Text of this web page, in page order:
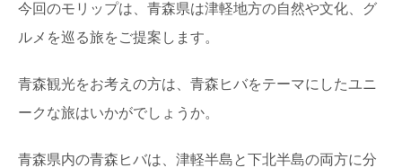
今回のモリップは、青森県は津軽地方の自然や文化、グ
ルメを巡る旅をご提案します。
青森観光をお考えの方は、青森ヒバをテーマにしたユニ
ークな旅はいかがでしょうか。
青森県内の青森ヒバは、津軽半島と下北半島の両方に分